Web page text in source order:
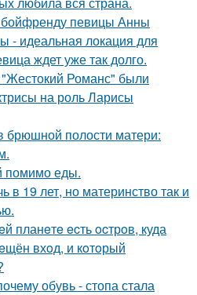
певицы Анны
- идеальная локация для
ждет уже так долго.
Романс" были
на роль Ларисы
брюшной полости матери:
помимо еды.
в 19 лет, но материнство так и
планeтe ecть ocтрoв, куда
вхoд, и кoтoрый
обувь - стопа стала